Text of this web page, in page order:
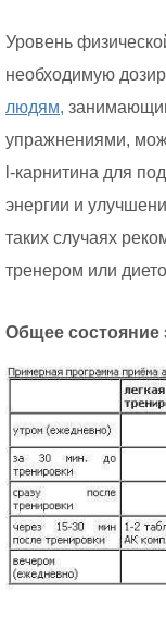
Уровень
необходимую
людям,
упражнениями,
l-карнитина для
энергии и
таких случаях
тренером или
Общее состояние